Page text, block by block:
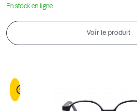
En stock en ligne
Voir le produit